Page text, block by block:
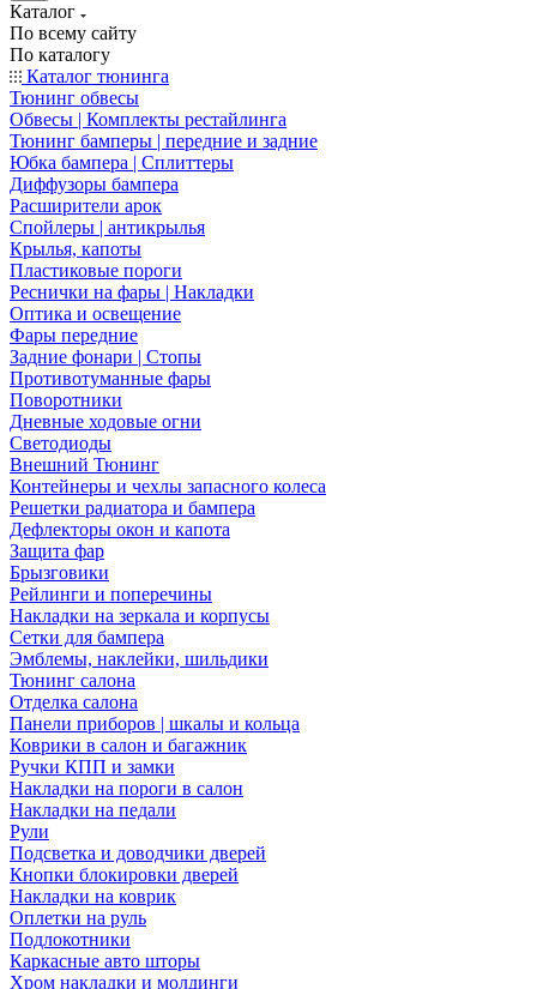
Каталог
По всему сайту
По каталогу
Каталог тюнинга
Тюнинг обвесы
Обвесы | Комплекты рестайлинга
Тюнинг бамперы | передние и задние
Юбка бампера | Сплиттеры
Диффузоры бампера
Расширители арок
Спойлеры | антикрылья
Крылья, капоты
Пластиковые пороги
Реснички на фары | Накладки
Оптика и освещение
Фары передние
Задние фонари | Стопы
Противотуманные фары
Поворотники
Дневные ходовые огни
Светодиоды
Внешний Тюнинг
Контейнеры и чехлы запасного колеса
Решетки радиатора и бампера
Дефлекторы окон и капота
Защита фар
Брызговики
Рейлинги и поперечины
Накладки на зеркала и корпусы
Сетки для бампера
Эмблемы, наклейки, шильдики
Тюнинг салона
Отделка салона
Панели приборов | шкалы и кольца
Коврики в салон и багажник
Ручки КПП и замки
Накладки на пороги в салон
Накладки на педали
Рули
Подсветка и доводчики дверей
Кнопки блокировки дверей
Накладки на коврик
Оплетки на руль
Подлокотники
Каркасные авто шторы
Хром накладки и молдинги